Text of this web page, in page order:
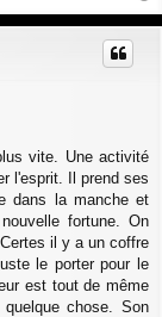
a
u
vite. Une activité
l'esprit. Il prend ses
dans la manche et
fortune. On
il y a un coffre
le porter pour le
est tout de même
chose. Son